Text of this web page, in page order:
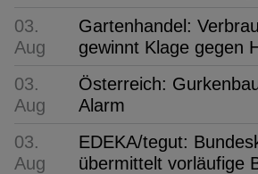
03.
Aug
Gartenhandel:
gewinnt Klage gegen
03.
Aug
Österreich:
Alarm
03.
Aug
EDEKA/tegut:
übermittelt vorläufige